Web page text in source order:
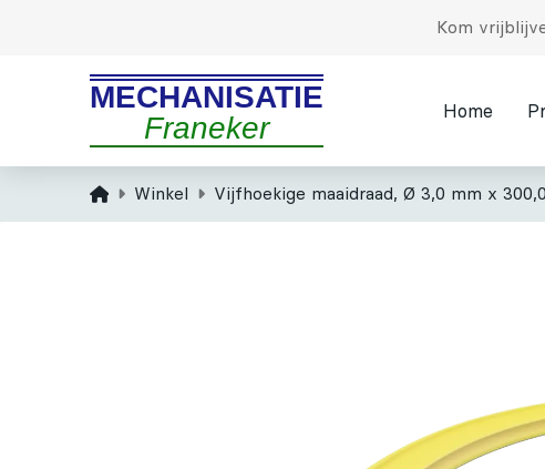
Kom
MECHANISATIE
Franeker
Home
HomeWinkel Vijfhoekige maaidraad, Ø 3,0 mm x